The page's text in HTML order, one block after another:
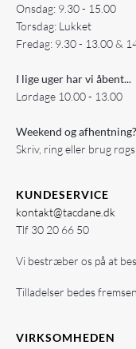
Onsdag: 9.30 - 15.00
Torsdag: Lukket
Fredag: 9.30 - 13.00 &
I lige uger har vi åbent...
Lørdage 10.00 - 13.00
Weekend og afhentning?
Skriv, ring eller brug
KUNDESERVICE
kontakt@tacdane.dk
Tlf 30 20 66 50
Vi bestræber os på at
Tilladelser bedes
VIRKSOMHEDEN